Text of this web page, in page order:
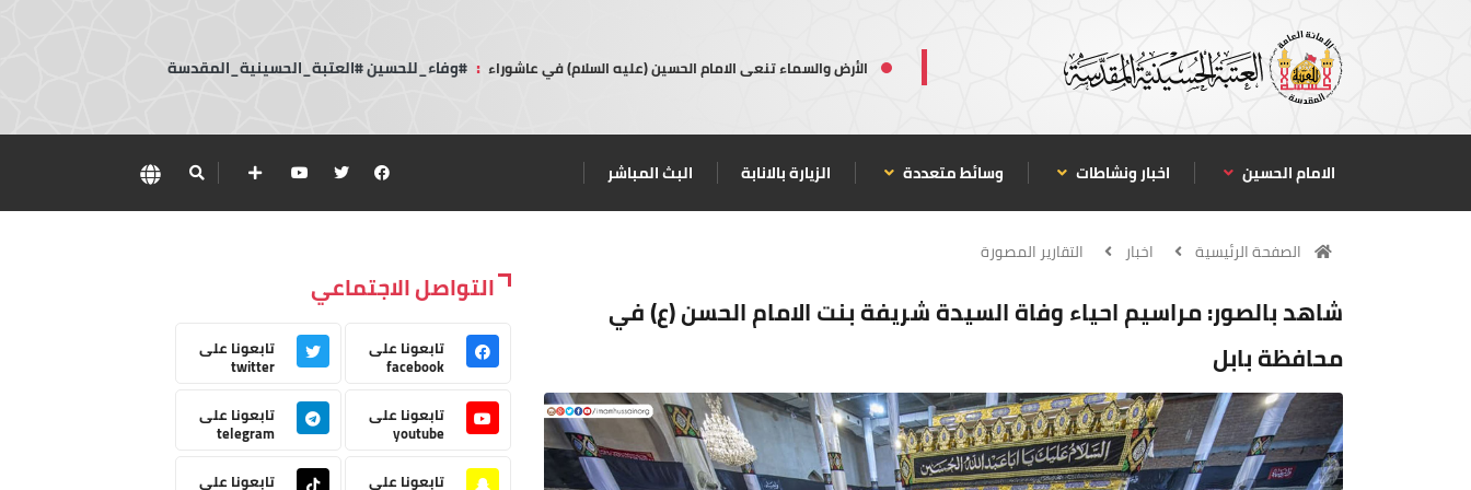
الأرض والسماء تنعى الامام الحسين (عليه السلام) في عاشوراء : #وفاء_للحسين #العتبة_الحسينية_المقدسة
الامام الحسين اخبار ونشاطات وسائط متعددة الزيارة بالانابة البث المباشر
الصفحة الرئيسية اخبار التقارير المصورة
شاهد بالصور: مراسيم احياء وفاة السيدة شريفة بنت الامام الحسن (ع) في
محافظة بابل
التواصل الاجتماعي
تابعونا على
facebook
تابعونا على
twitter
تابعونا على
youtube
تابعونا على
telegram
تابعونا على
تابعونا على